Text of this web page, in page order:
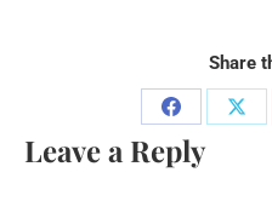
Share
Share
on
Leave a Reply